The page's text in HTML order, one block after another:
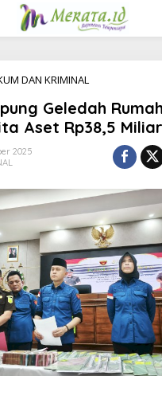
DAN KRIMINAL
j
a
t
m
p
u
n
g
G
e
l
e
d
a
h
R
u
Geledah
Aset Rp38,5 Miliar
2025